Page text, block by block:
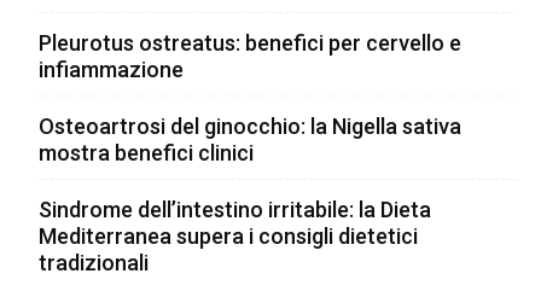
Pleurotus ostreatus: benefici per cervello e
infiammazione
Osteoartrosi del ginocchio: la Nigella sativa
mostra benefici clinici
Sindrome dell’intestino irritabile: la Dieta
Mediterranea supera i consigli dietetici
tradizionali